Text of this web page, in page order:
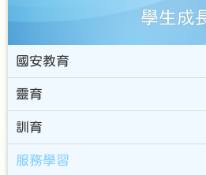
學生成
國安教育
靈育
訓育
服務學習